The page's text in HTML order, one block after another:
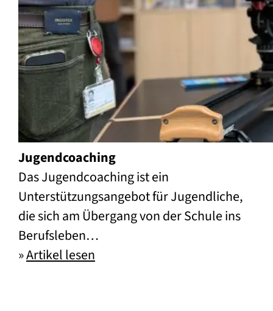
Jugendcoaching
Das Jugendcoaching ist ein
Unterstützungsangebot für Jugendliche,
die sich am Übergang von der Schule ins
Berufsleben…
»Artikel lesen